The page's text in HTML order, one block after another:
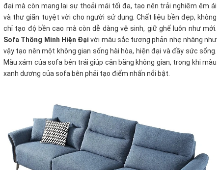
đại mà còn mang lại sự thoải mái tối đa, tạo nên trải nghiệm êm ái
và thư giãn tuyệt vời cho người sử dụng. Chất liệu bền đẹp, không
chỉ tạo độ bền cao mà còn dễ dàng vệ sinh, giữ ghế luôn như mới.
Sofa Thông Minh Hiện Đại với màu sắc tương phản nhẹ nhàng như
vậy tạo nên một không gian sống hài hòa, hiện đại và đầy sức sống.
Màu xám của sofa bên trái giúp cân bằng không gian, trong khi màu
xanh dương của sofa bên phải tạo điểm nhấn nổi bật.